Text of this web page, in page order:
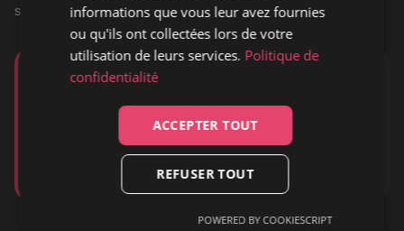
subtile qu’elle n’en a l’air.
« Si le résultat final est que nous rendons les gens
alors en ce qui nous concerne, c’est mission
informations que vous leur avez fournies
ou qu'ils ont collectées lors de votre
utilisation de leurs services. Politique de
confidentialité
ACCEPTER TOUT
REFUSER TOUT
POWERED BY COOKIESCRIPT